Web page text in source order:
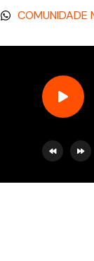
COMUNIDADE